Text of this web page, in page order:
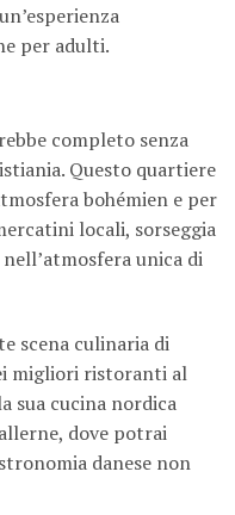
per adulti.
completo senza
Questo quartiere
bohémien e per
locali, sorseggia
unica di
scena culinaria di
migliori ristoranti al
sua cucina nordica
dove potrai
danese non